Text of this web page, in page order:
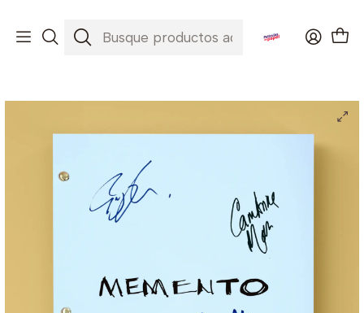
Inicio Películas